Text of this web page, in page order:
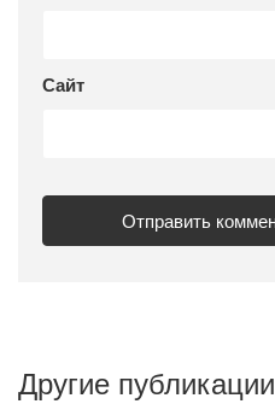
Сайт
Другие публикации